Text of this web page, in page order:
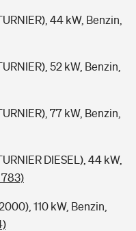
44 kW, Benzin,
52 kW, Benzin,
77 kW, Benzin,
DIESEL), 44 kW,
110 kW, Benzin,